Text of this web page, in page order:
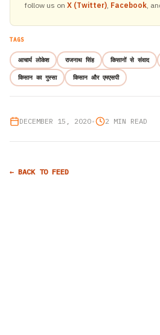
follow us on X (Twitter), Facebook,
TAGS
आचार्य लोकेश राजनाथ सिंह किसानों से संवाद
किसान का गुस्सा किसान और एमएसपी
DECEMBER 15, 2020• 2 MIN READ
← BACK TO FEED